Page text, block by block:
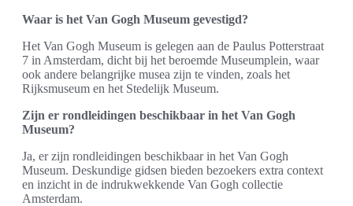
Waar is het Van Gogh Museum gevestigd?
Het Van Gogh Museum is gelegen aan de Paulus Potterstraat
7 in Amsterdam, dicht bij het beroemde Museumplein, waar
ook andere belangrijke musea zijn te vinden, zoals het
Rijksmuseum en het Stedelijk Museum.
Zijn er rondleidingen beschikbaar in het Van Gogh
Museum?
Ja, er zijn rondleidingen beschikbaar in het Van Gogh
Museum. Deskundige gidsen bieden bezoekers extra context
en inzicht in de indrukwekkende Van Gogh collectie
Amsterdam.